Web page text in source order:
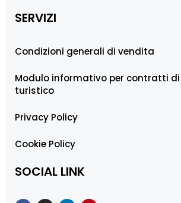
SERVIZI
Condizioni generali di vendita
Modulo informativo per contratti
turistico
Privacy Policy
Cookie Policy
SOCIAL LINK